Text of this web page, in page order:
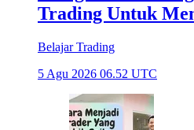
Trading Untuk
Belajar Trading
5 Agu 2026 06.52 UTC